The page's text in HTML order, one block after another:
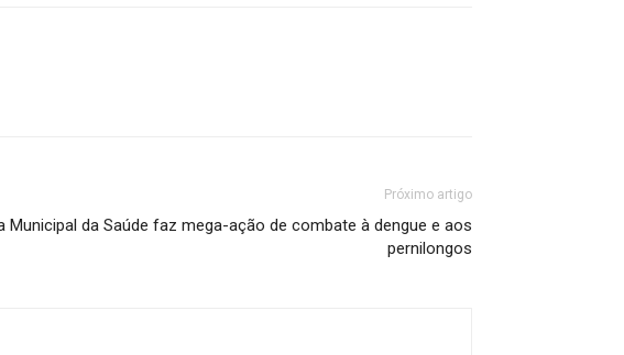
Próximo artigo
Municipal da Saúde faz mega-ação de combate à dengue e aos
pernilongos